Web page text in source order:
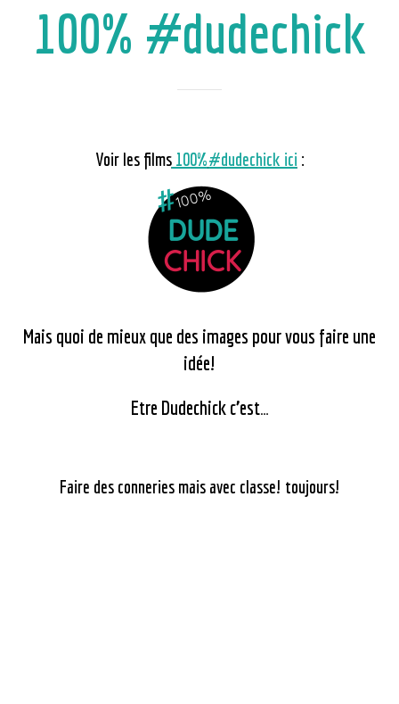
100% #dudechick
Voir les films100%#dudechick ici :
Mais quoi de mieux que des images pour vous faire une
idée!
Etre Dudechick c’est…
Faire des conneries mais avec classe! toujours!